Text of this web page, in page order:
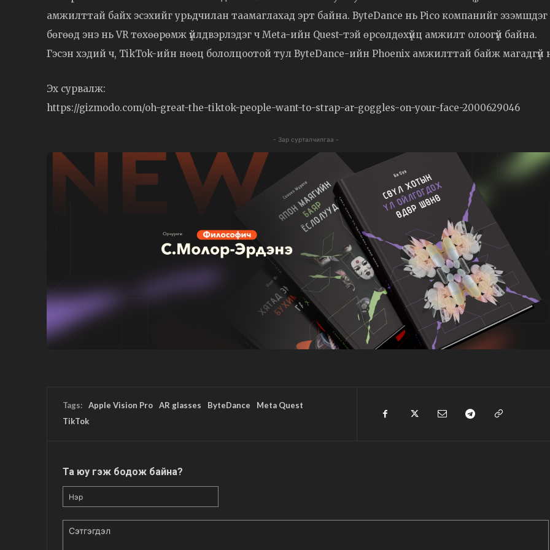
амжилттай байх эсэхийг урьдчилан таамаглахад эрт байна. ByteDance нь Pico компанийг эзэмшдэг
бөгөөд энэ нь VR төхөөрөмж үйлдвэрлэдэг ч Meta-ийн Quest-тэй өрсөлдөхүйц амжилт олоогүй байна.
Гэсэн хэдий ч, TikTok-ийн нөөц бололцоотой тул ByteDance-ийн Phoenix амжилттай байж магадгүй
Эх сурвалж:
https://gizmodo.com/oh-great-the-tiktok-people-want-to-strap-ar-goggles-on-your-face-2000629046
- Зар сурталчилгаа -
Tags: Apple Vision Pro AR glasses ByteDance
Meta Quest
TikTok
Та юу гэж бодож байна?